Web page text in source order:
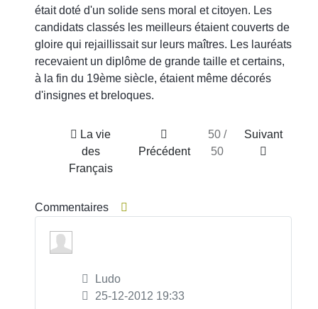
était doté d'un solide sens moral et citoyen. Les
candidats classés les meilleurs étaient couverts de
gloire qui rejaillissait sur leurs maîtres. Les lauréats
recevaient un diplôme de grande taille et certains,
à la fin du 19ème siècle, étaient même décorés
d'insignes et breloques.
La vie
des
Français
Précédent
50 /
50
Suivant
Commentaires
Ludo
25-12-2012 19:33